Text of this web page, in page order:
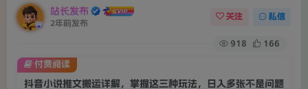
站长发布
2年前发布
关注 私信
918 166
抖音小说推文搬运详解，掌握这三种玩法，日入多张不是问题
付费阅读